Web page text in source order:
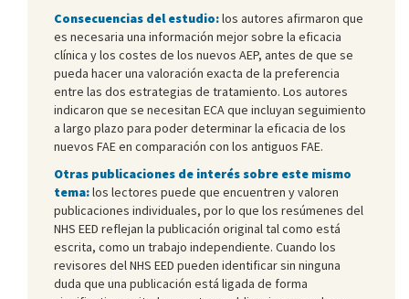
Consecuencias del estudio:los autores afirmaron que
es necesaria una información mejor sobre la eficacia
clínica y los costes de los nuevos AEP, antes de que se
pueda hacer una valoración exacta de la preferencia
entre las dos estrategias de tratamiento. Los autores
indicaron que se necesitan ECA que incluyan seguimiento
a largo plazo para poder determinar la eficacia de los
nuevos FAE en comparación con los antiguos FAE.
Otras publicaciones de interés sobre este mismo
tema:los lectores puede que encuentren y valoren
publicaciones individuales, por lo que los resúmenes del
NHS EED reflejan la publicación original tal como está
escrita, como un trabajo independiente. Cuando los
revisores del NHS EED pueden identificar sin ninguna
duda que una publicación está ligada de forma